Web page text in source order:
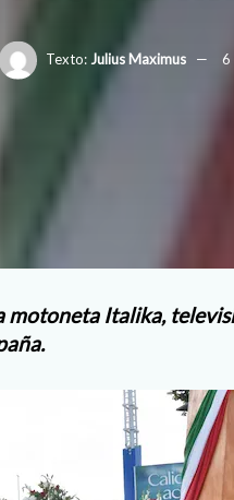
Texto: Julius Maximus 6
motoneta Italika,